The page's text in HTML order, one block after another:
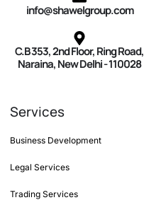
info@shawelgroup.com
C.B 353, 2nd Floor, Ring Road,
Naraina, New Delhi - 110028
Services
Business Development
Legal Services
Trading Services